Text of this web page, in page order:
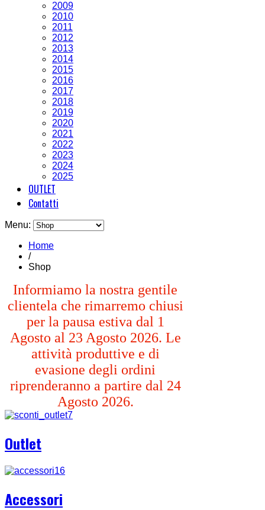
2009
2010
2011
2012
2013
2014
2015
2016
2017
2018
2019
2020
2021
2022
2023
2024
2025
OUTLET
Contatti
Menu:
Home
/
Shop
Informiamo la nostra gentile
clientela che rimarremo chiusi
per la pausa estiva dal 1
Agosto al 23 Agosto 2026. Le
attività produttive e di
evasione degli ordini
riprenderanno a partire dal 24
Agosto 2026.
Outlet
Accessori